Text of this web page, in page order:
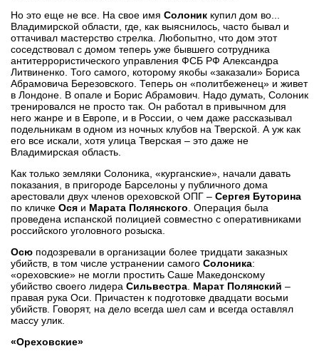
Но это еще не все. На свое имя Солоник купил дом во...
Владимирской области, где, как выяснилось, часто бывал и
оттачивал мастерство стрелка. Любопытно, что дом этот
соседствовал с домом теперь уже бывшего сотрудника
антитеррористического управления ФСБ РФ Александра
Литвиненко. Того самого, которому якобы «заказали» Бориса
Абрамовича Березовского. Теперь он «политбеженец» и живет
в Лондоне. В опале и Борис Абрамович. Надо думать, Солоник
тренировался не просто так. Он работал в привычном для
него жанре и в Европе, и в России, о чем даже рассказывал
подельникам в одном из ночных клубов на Тверской. А уж как
его все искали, хотя улица Тверская – это даже не
Владимирская область.
Как только земляки Солоника, «курганские», начали давать
показания, в пригороде Барселоны у публичного дома
арестовали двух членов ореховской ОПГ – Сергея Буторина
по кличке Ося и Марата Полянского . Операция была
проведена испанской полицией совместно с оперативниками
российского уголовного розыска.
Осю подозревали в организации более тридцати заказных
убийств, в том числе устранении самого Солоника:
«ореховские» не могли простить Саше Македонскому
убийство своего лидера Сильвестра Марат Полянский –
правая рука Оси. Причастен к подготовке двадцати восьми
убийств. Говорят, на дело всегда шел сам и всегда оставлял
массу улик.
«Ореховские»